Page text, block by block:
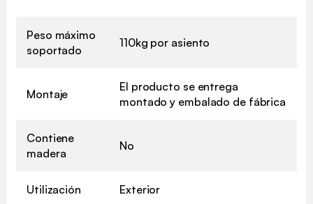
Peso máximo
soportado
110kg por asiento
Montaje
El producto se entrega
montado y embalado de fábrica
Contiene
madera
No
Utilización Exterior